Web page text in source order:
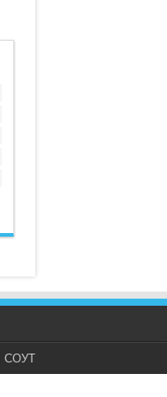
СОУТ